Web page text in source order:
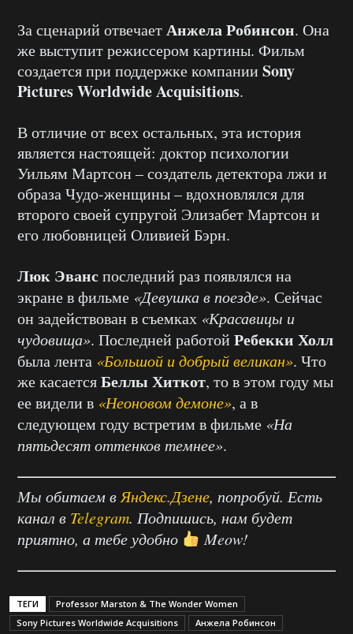
За сценарий отвечаетАнжела Робинсон. Она
же выступит режиссером картины. Фильм
создается при поддержке компании Sony
Pictures Worldwide Acquisitions.
В отличие от всех остальных, эта история
является настоящей: доктор психологии
Уильям Мартсон – создатель детектора лжи и
образа Чудо-женщины – вдохновлялся для
второго своей супругой Элизабет Мартсон и
его любовницей Оливией Бэрн.
Люк Эванспоследний раз появлялся на
экране в фильме «Девушка в поезде». Сейчас
он задействован в съемках «Красавицы и
чудовища». Последней работой Ребекки Холл
была лента «Большой и добрый великан». Что
же касаетсяБеллы Хиткот, то в этом году мы
ее видели в «Неоновом демоне», а в
следующем году встретим в фильме «На
пятьдесят оттенков темнее».
Мы обитаем в Яндекс.Дзене, попробуй. Есть
канал в Telegram. Подпишись, нам будет
приятно, а тебе удобно
Meow!
ТЕГИ
Professor Marston & The Wonder Women
Sony Pictures Worldwide Acquisitions
Анжела Робинсон